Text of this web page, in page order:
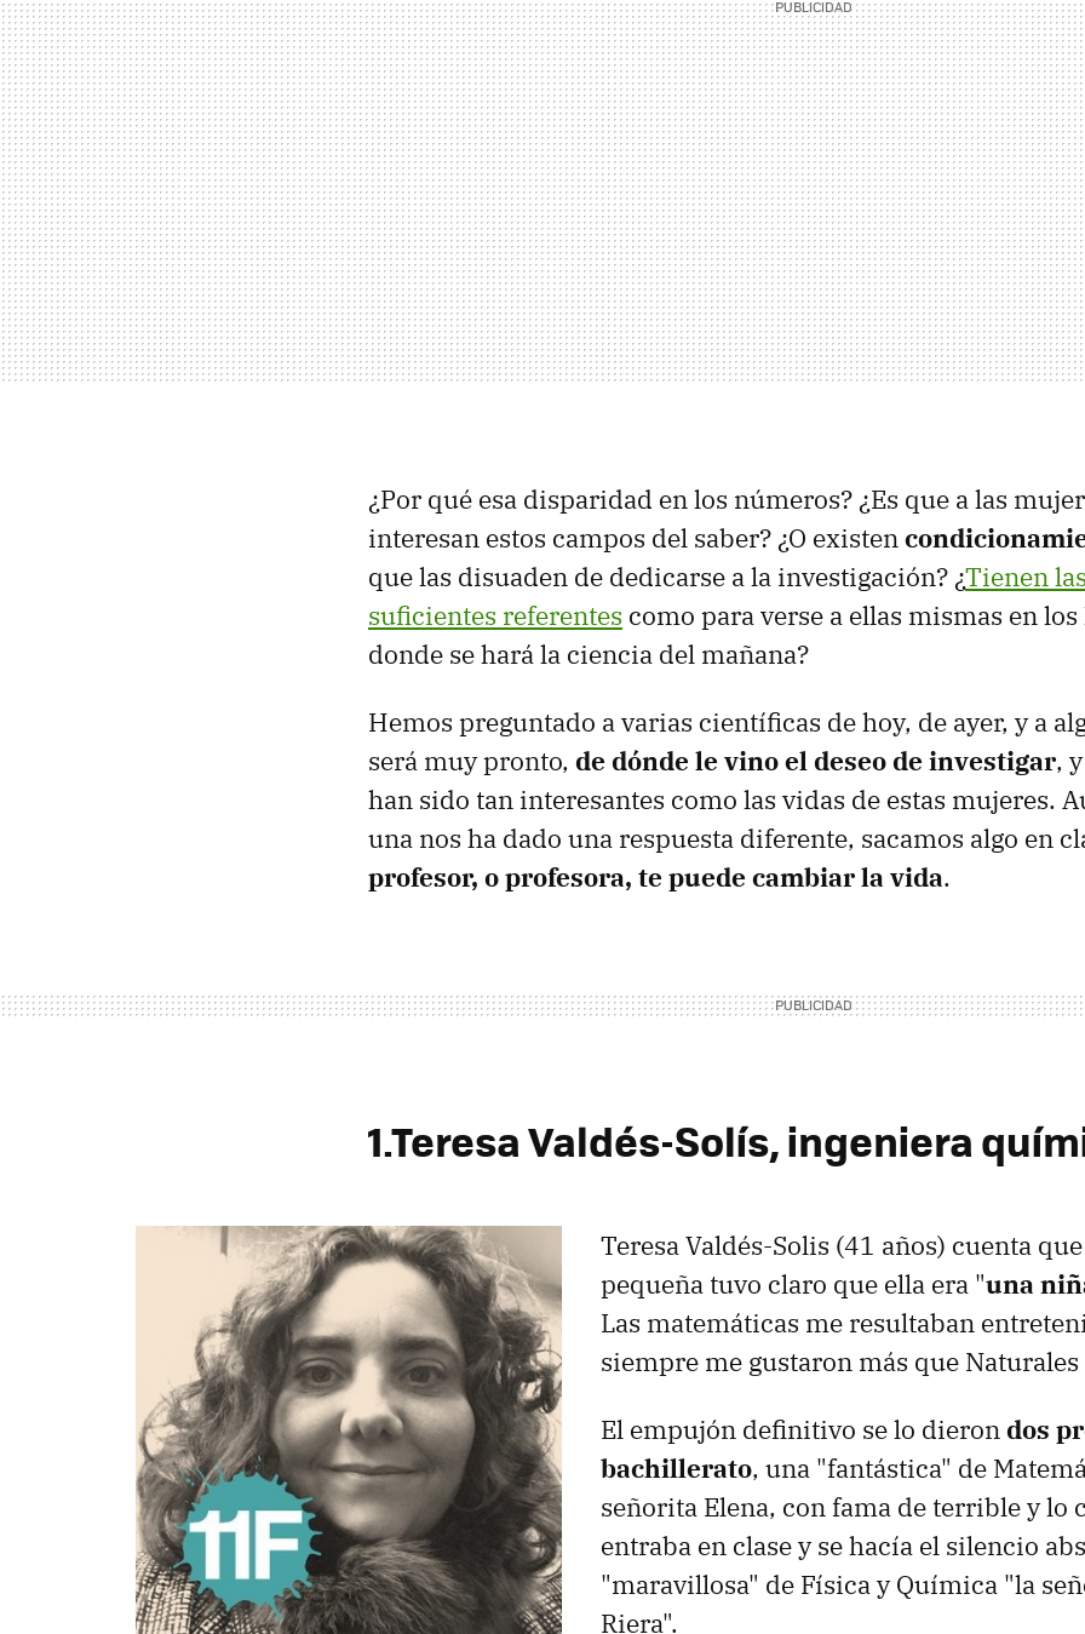
¿Por qué esa disparidad en los números? ¿Es que a las
interesan estos campos del saber? ¿O existen
que las disuaden de dedicarse a la investigación? ¿Tienen
suficientes referentes como para verse a ellas mismas en
donde se hará la ciencia del mañana?
Hemos preguntado a varias científicas de hoy, de ayer, y a
será muy pronto, de dónde le vino el deseo de investigar,
han sido tan interesantes como las vidas de estas mujeres.
una nos ha dado una respuesta diferente, sacamos algo en
profesor, o profesora, te puede cambiar la vida.
1.Teresa Valdés-Solís, ingeniera
Teresa Valdés-Solis (41 años) cuenta
pequeña tuvo claro que ella era "una
Las matemáticas me resultaban
siempre me gustaron más que Naturales
El empujón definitivo se lo dierondos
bachillerato, una "fantástica" de
señorita Elena, con fama de terrible y lo
entraba en clase y se hacía el silencio
"maravillosa" de Física y Química "la
Riera".